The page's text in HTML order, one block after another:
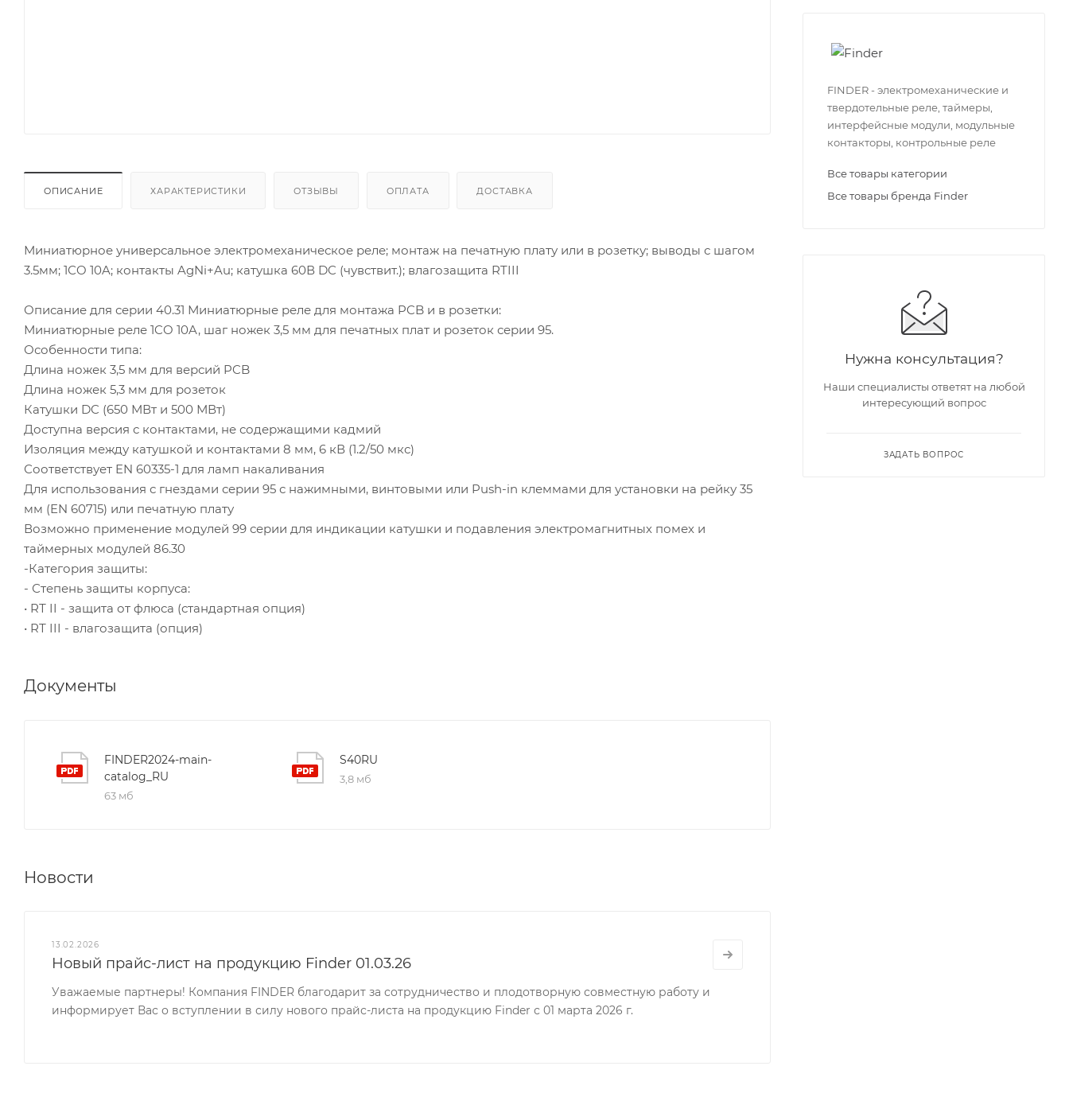
ОПИСАНИЕ ХАРАКТЕРИСТИКИ ОТЗЫВЫ ОПЛАТА ДОСТАВКА
Миниатюрное универсальное электромеханическое реле; монтаж на печатную плату или в розетку; выводы с шагом
3.5мм; 1СO 10A; контакты AgNi+Au; катушка 60В DC (чувствит.); влагозащита RTIII
Описание для серии 40.31 Миниатюрные реле для монтажа PCB и в розетки:
Миниатюрные реле 1CO 10A, шаг ножек 3,5 мм для печатных плат и розеток серии 95.
Особенности типа:
Длина ножек 3,5 мм для версий PCB
Длина ножек 5,3 мм для розеток
Катушки DC (650 МВт и 500 МВт)
Доступна версия с контактами, не содержащими кадмий
Изоляция между катушкой и контактами 8 мм, 6 кВ (1.2/50 мкс)
Соответствует EN 60335-1 для ламп накаливания
Для использования с гнездами серии 95 с нажимными, винтовыми или Push-in клеммами для установки на рейку 35
мм (EN 60715) или печатную плату
Возможно применение модулей 99 серии для индикации катушки и подавления электромагнитных помех и
таймерных модулей 86.30
-Категория защиты:
- Степень защиты корпуса:
• RТ II - защита от флюса (стандартная опция)
• RТ III - влагозащита (опция)
Документы
FINDER2024-main-
catalog_RU
63 мб
S40RU
3,8 мб
Новости
13.02.2026
Новый прайс-лист на продукцию Finder 01.03.26
Уважаемые партнеры! Компания FINDER благодарит за сотрудничество и плодотворную совместную работу и
информирует Вас о вступлении в силу нового прайс-листа на продукцию Finder с 01 марта 2026 г.
FINDER - электромеханические и
твердотельные реле, таймеры,
интерфейсные модули, модульные
контакторы, контрольные реле
Все товары категории
Все товары бренда Finder
Нужна консультация?
Наши специалисты ответят на любой
интересующий вопрос
ЗАДАТЬ ВОПРОС